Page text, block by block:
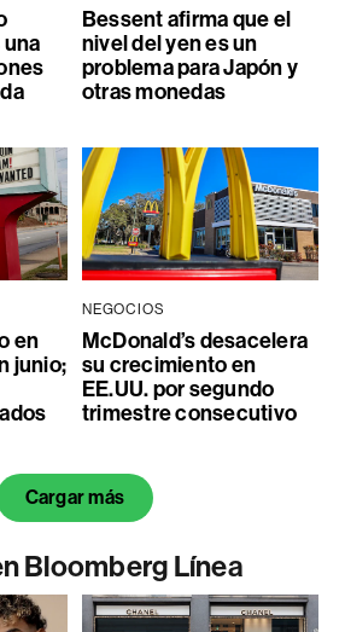
Bessent afirma que el
nivel del yen es un
problema para Japón y
otras monedas
en
junio;
NEGOCIOS
McDonald’s desacelera
su crecimiento en
EE.UU. por segundo
trimestre consecutivo
Cargar más
Bloomberg Línea